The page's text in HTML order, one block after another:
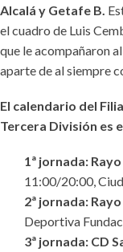
Alcalá y Getafe B.
el cuadro de Luis
que le acompañaron
aparte de al siempre
El calendario del
Tercera División es
1ª jornada:
11:00/20:00,
2ª jornada:
Deportiva
3ª jornada: CD